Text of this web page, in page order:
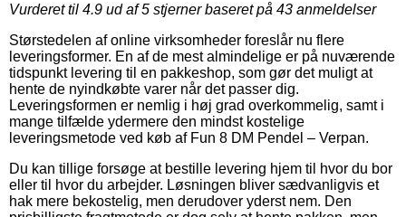
Vurderet til 4.9 ud af 5 stjerner baseret på 43 anmeldelser
Størstedelen af online virksomheder foreslår nu flere
leveringsformer. En af de mest almindelige er på nuværende
tidspunkt levering til en pakkeshop, som gør det muligt at
hente de nyindkøbte varer når det passer dig.
Leveringsformen er nemlig i høj grad overkommelig, samt i
mange tilfælde ydermere den mindst kostelige
leveringsmetode ved køb af Fun 8 DM Pendel – Verpan.
Du kan tillige forsøge at bestille levering hjem til hvor du bor
eller til hvor du arbejder. Løsningen bliver sædvanligvis et
hak mere bekostelig, men derudover yderst nem. Den